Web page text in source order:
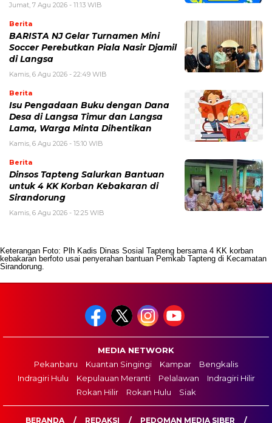
Jumat, 7 Agu 2026 - 11:13 WIB
Berita
BARISTA NJ Gelar Turnamen Mini
Soccer Perebutkan Piala Nasir Djamil
di Langsa
Kamis, 6 Agu 2026 - 22:49 WIB
Berita
Isu Pengadaan Buku dengan Dana
Desa di Langsa Timur dan Langsa
Lama, Warga Minta Dihentikan
Kamis, 6 Agu 2026 - 15:10 WIB
Berita
Dinsos Tapteng Salurkan Bantuan
untuk 4 KK Korban Kebakaran di
Sirandorung
Kamis, 6 Agu 2026 - 12:25 WIB
Keterangan Foto: Plh Kadis Dinas Sosial Tapteng bersama 4 KK korban
kebakaran berfoto usai penyerahan bantuan Pemkab Tapteng di Kecamatan
Sirandorung.
MEDIA NETWORK
Pekanbaru
Kuantan Singingi Kampar
Bengkalis
Indragiri Hulu
Kepulauan Meranti Pelalawan
Indragiri Hilir
Rokan Hilir
Rokan Hulu Siak
BERANDA REDAKSI PEDOMAN MEDIA SIBER